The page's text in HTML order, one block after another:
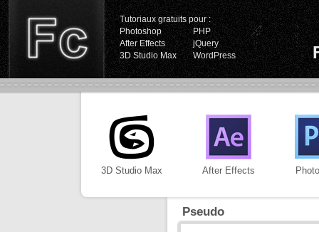
Tutoriaux gratuits pour :
Photoshop
PHP
After Effects
jQuery
3D Studio Max
WordPress
3D Studio Max After Effects
Pseudo